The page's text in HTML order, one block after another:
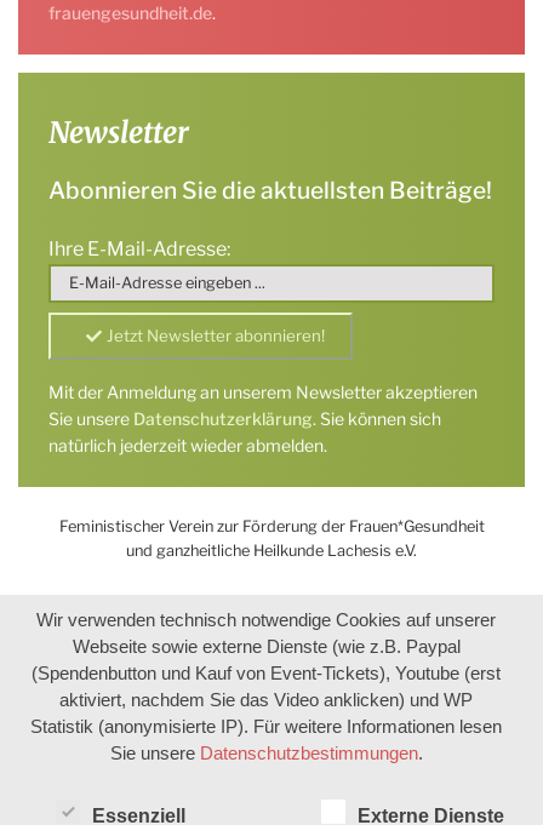
frauengesundheit.de.
Newsletter
Abonnieren Sie die aktuellsten Beiträge!
Ihre E-Mail-Adresse:
Mit der Anmeldung an unserem Newsletter akzeptieren
Sie unsere Datenschutzerklärung. Sie können sich
natürlich jederzeit wieder abmelden.
Feministischer Verein zur Förderung der Frauen*Gesundheit
und ganzheitliche Heilkunde Lachesis e.V.
Wir verwenden technisch notwendige Cookies auf unserer
Webseite sowie externe Dienste (wie z.B. Paypal
(Spendenbutton und Kauf von Event-Tickets), Youtube (erst
aktiviert, nachdem Sie das Video anklicken) und WP
Statistik (anonymisierte IP). Für weitere Informationen lesen
Sie unsere Datenschutzbestimmungen.
Essenziell Externe Dienste